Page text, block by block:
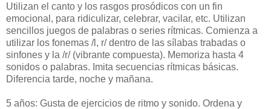
Utilizan el canto y los rasgos prosódicos con un fin
emocional, para ridiculizar, celebrar, vacilar, etc. Utilizan
sencillos juegos de palabras o series rítmicas. Comienza a
utilizar los fonemas /l, r/ dentro de las sílabas trabadas o
sinfones y la /r/ (vibrante compuesta). Memoriza hasta 4
sonidos o palabras. Imita secuencias rítmicas básicas.
Diferencia tarde, noche y mañana.
5 años: Gusta de ejercicios de ritmo y sonido. Ordena y